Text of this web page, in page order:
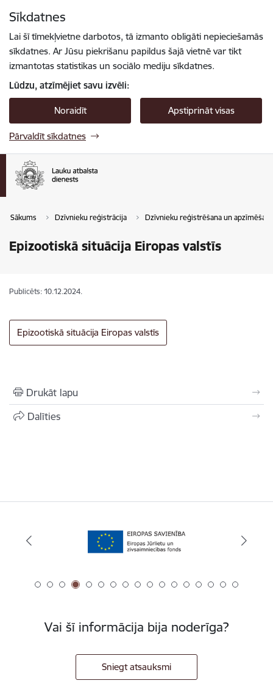
Sīkdatnes
Lai šī tīmekļvietne darbotos, tā izmanto obligāti nepieciešamās
sīkdatnes. Ar Jūsu piekrišanu papildus šajā vietnē var tikt
izmantotas statistikas un sociālo mediju sīkdatnes.
Lūdzu, atzīmējiet savu izvēli:
Noraidīt Apstiprināt visas
Pārvaldīt sīkdatnes
Sākums Dzīvnieku reģistrācija Dzīvnieku reģistrēšana un
Epizootiskā situācija Eiropas valstīs
Publicēts: 10.12.2024.
Epizootiskā situācija Eiropas valstīs
Drukāt lapu
Dalīties
Vai šī informācija bija noderīga?
Sniegt atsauksmi